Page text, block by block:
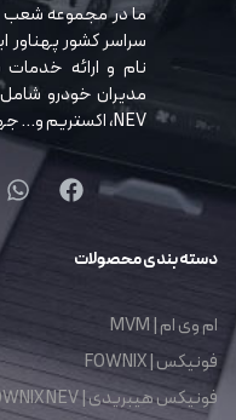
ما در مجموعه شعب
سراسر کشور پهناور
نام و ارائه
مدیران خودرو
NEV، اکستریم و… جهت ثبت نام با ما تماس بگیرید.
دسته بندی محصولات
ام وی ام | MVM
فونیکس | FOWNIX
فونیکس هیبریدی | FOWNIX NEV